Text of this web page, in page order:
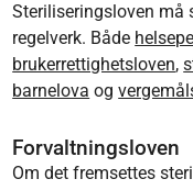
Steriliseringsloven må
regelverk. Både
brukerrettighetsloven,
barnelova og
Forvaltningsloven
Om det fremsettes